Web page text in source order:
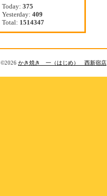
Today: 375
Yesterday: 409
Total: 1514347
©2026 かき焼き 一（はじめ） 西新宿店